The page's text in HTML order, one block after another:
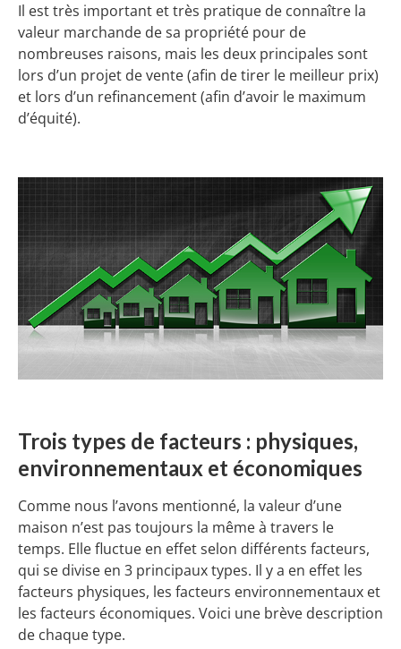
Il est très important et très pratique de connaître la
valeur marchande de sa propriété pour de
nombreuses raisons, mais les deux principales sont
lors d’un projet de vente (afin de tirer le meilleur prix)
et lors d’un refinancement (afin d’avoir le maximum
d’équité).
Trois types de facteurs : physiques,
environnementaux et économiques
Comme nous l’avons mentionné, la valeur d’une
maison n’est pas toujours la même à travers le
temps. Elle fluctue en effet selon différents facteurs,
qui se divise en 3 principaux types. Il y a en effet les
facteurs physiques, les facteurs environnementaux et
les facteurs économiques. Voici une brève description
de chaque type.